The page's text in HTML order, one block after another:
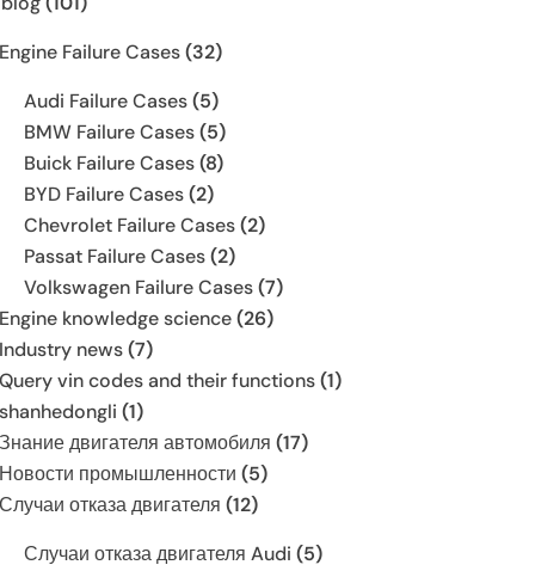
Engine Failure Cases(32)
Audi Failure Cases(5)
BMW Failure Cases(5)
Buick Failure Cases(8)
BYD Failure Cases(2)
Chevrolet Failure Cases(2)
Passat Failure Cases(2)
Volkswagen Failure Cases(7)
Engine knowledge science(26)
Industry news(7)
Query vin codes and their functions(1)
shanhedongli (1)
Знание двигателя автомобиля (17)
Новости промышленности (5)
Случаи отказа двигателя (12)
Случаи отказа двигателя Audi (5)